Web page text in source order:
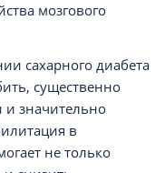
мозгового
сахарного диабета
существенно
и значительно
в
не только